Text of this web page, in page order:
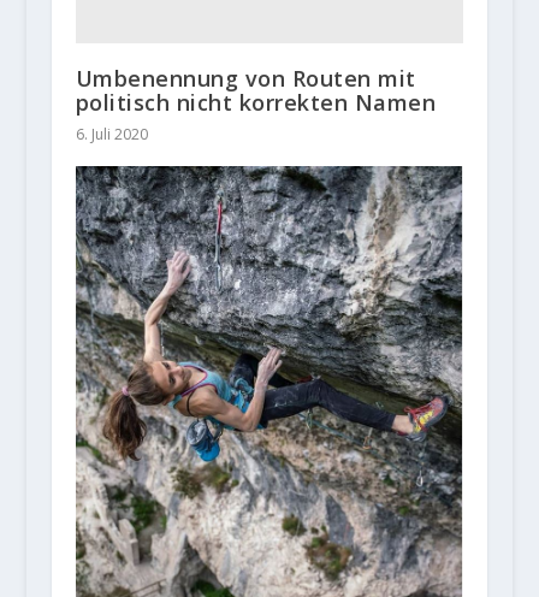
Umbenennung von Routen mit
politisch nicht korrekten Namen
6. Juli 2020